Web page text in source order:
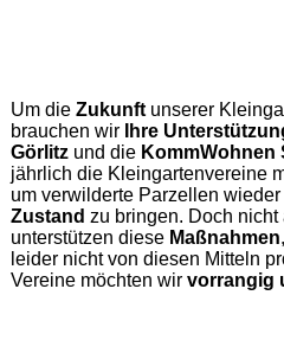
Um die Zukunftunserer
brauchen wir
Ihre
Görlitzund die KommWohnen
jährlich die Kleingartenvereine
um verwilderte Parzellen
Zustand zu bringen. Doch nicht
unterstützen diese Maßnahmen
leider nicht von diesen Mitteln
Vereine möchten wir vorrangig